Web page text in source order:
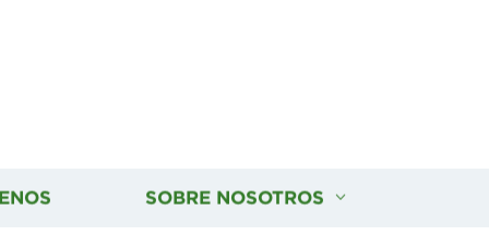
SOBRE NOSOTROS